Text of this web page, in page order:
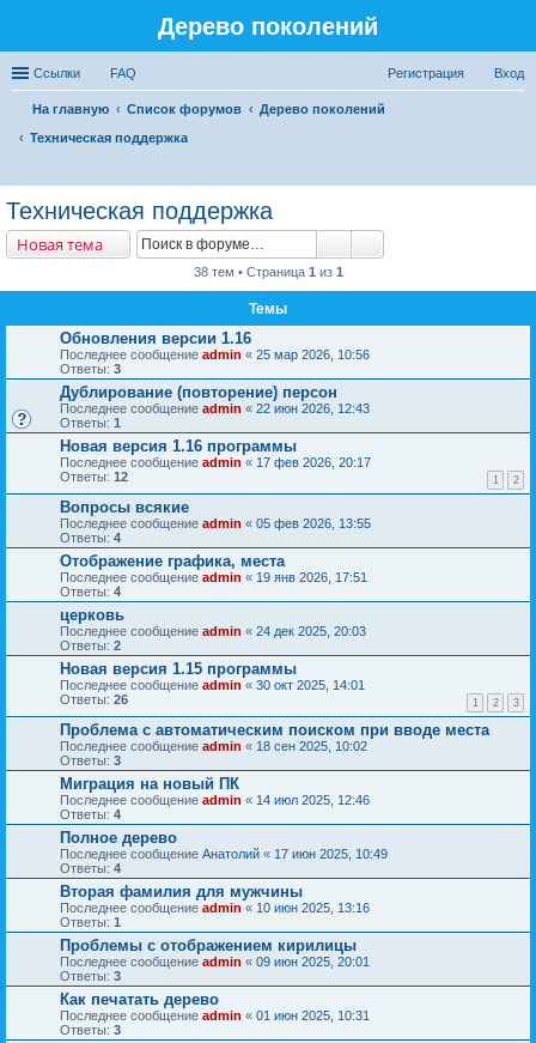
Дерево поколений
Ссылки FAQ Вход
Регистрация
На главную Список форумов
Дерево поколений
Техническая поддержка
Техническая поддержка
Новая тема
38 тем • Страница 1 из 1
Темы
Обновления версии 1.16
Последнее сообщение admin « 25 мар 2026, 10:56
Ответы: 3
Дублирование (повторение) персон
Последнее сообщение admin « 22 июн 2026, 12:43
Ответы: 1
Новая версия 1.16 программы
Последнее сообщение admin « 17 фев 2026, 20:17
Ответы: 12 1 2
Вопросы всякие
Последнее сообщение admin « 05 фев 2026, 13:55
Ответы: 4
Отображение графика, места
Последнее сообщение admin « 19 янв 2026, 17:51
Ответы: 4
церковь
Последнее сообщение admin « 24 дек 2025, 20:03
Ответы: 2
Новая версия 1.15 программы
Последнее сообщение admin « 30 окт 2025, 14:01
Ответы: 26 1 2 3
Проблема с автоматическим поиском при вводе места
Последнее сообщение admin « 18 сен 2025, 10:02
Ответы: 3
Миграция на новый ПК
Последнее сообщение admin « 14 июл 2025, 12:46
Ответы: 4
Полное дерево
Последнее сообщение Анатолий « 17 июн 2025, 10:49
Ответы: 4
Вторая фамилия для мужчины
Последнее сообщение admin « 10 июн 2025, 13:16
Ответы: 1
Проблемы с отображением кирилицы
Последнее сообщение admin « 09 июн 2025, 20:01
Ответы: 3
Как печатать дерево
Последнее сообщение admin « 01 июн 2025, 10:31
Ответы: 3